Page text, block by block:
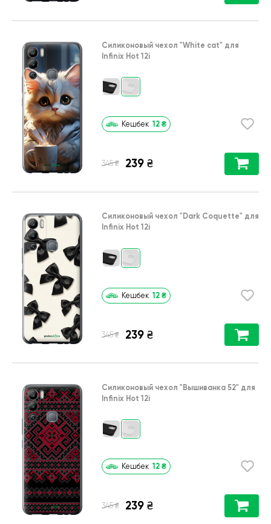
Силиконовый чехол "White cat" для
Infinix Hot 12i
Кешбек 12 ₴
345 ₴ 239 ₴
Силиконовый чехол "Dark Coquette" для
Infinix Hot 12i
Кешбек 12 ₴
345 ₴ 239 ₴
Силиконовый чехол "Вышиванка 52" для
Infinix Hot 12i
Кешбек 12 ₴
345 ₴ 239 ₴